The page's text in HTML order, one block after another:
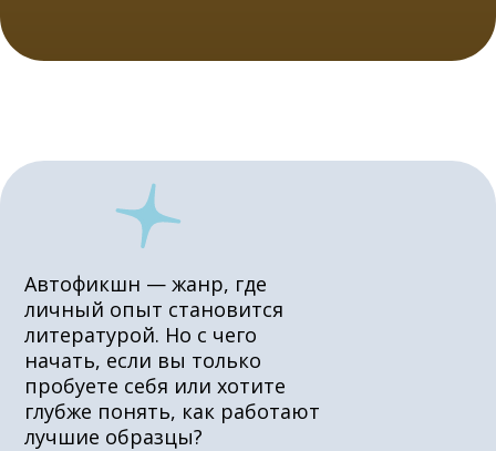
Автофикшн — жанр, где
личный опыт становится
литературой. Но с чего
начать, если вы только
пробуете себя или хотите
глубже понять, как работают
лучшие образцы?